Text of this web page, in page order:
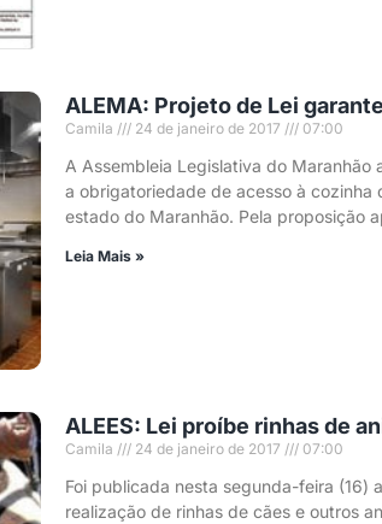
ALEMA: Projeto de Lei
Camila 24 de janeiro de 2017 07:00
A Assembleia Legislativa do
a obrigatoriedade de acesso à cozinha
estado do Maranhão. Pela proposição
Leia Mais »
ALEES: Lei proíbe rinhas de
Camila 24 de janeiro de 2017 07:00
Foi publicada nesta segunda-feira (16)
realização de rinhas de cães e outros